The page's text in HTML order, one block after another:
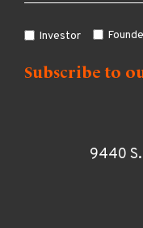
Investor
9440